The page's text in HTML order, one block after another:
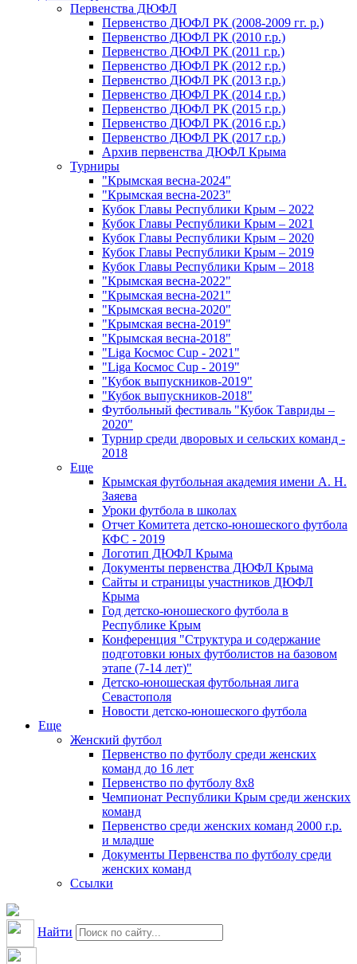
Первенства ДЮФЛ
Первенство ДЮФЛ РК (2008-2009 гг. р.)
Первенство ДЮФЛ РК (2010 г.р.)
Первенство ДЮФЛ РК (2011 г.р.)
Первенство ДЮФЛ РК (2012 г.р.)
Первенство ДЮФЛ РК (2013 г.р.)
Первенство ДЮФЛ РК (2014 г.р.)
Первенство ДЮФЛ РК (2015 г.р.)
Первенство ДЮФЛ РК (2016 г.р.)
Первенство ДЮФЛ РК (2017 г.р.)
Архив первенства ДЮФЛ Крыма
Турниры
"Крымская весна-2024"
"Крымская весна-2023"
Кубок Главы Республики Крым – 2022
Кубок Главы Республики Крым – 2021
Кубок Главы Республики Крым – 2020
Кубок Главы Республики Крым – 2019
Кубок Главы Республики Крым – 2018
"Крымская весна-2022"
"Крымская весна-2021"
"Крымская весна-2020"
"Крымская весна-2019"
"Крымская весна-2018"
"Liga Космос Cup - 2021"
"Liga Космос Cup - 2019"
"Кубок выпускников-2019"
"Кубок выпускников-2018"
Футбольный фестиваль "Кубок Тавриды –
2020"
Турнир среди дворовых и сельских команд -
2018
Еще
Крымская футбольная академия имени А. Н.
Заяева
Уроки футбола в школах
Отчет Комитета детско-юношеского футбола
КФС - 2019
Логотип ДЮФЛ Крыма
Документы первенства ДЮФЛ Крыма
Сайты и страницы участников ДЮФЛ
Крыма
Год детско-юношеского футбола в
Республике Крым
Конференция "Структура и содержание
подготовки юных футболистов на базовом
этапе (7-14 лет)"
Детско-юношеская футбольная лига
Севастополя
Новости детско-юношеского футбола
Еще
Женский футбол
Первенство по футболу среди женских
команд до 16 лет
Первенство по футболу 8х8
Чемпионат Республики Крым среди женских
команд
Первенство среди женских команд 2000 г.р.
и младше
Документы Первенства по футболу среди
женских команд
Ссылки
Найти